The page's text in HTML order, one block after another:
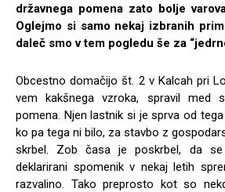
državnega pomena zato bolje
Oglejmo si samo nekaj izbranih
daleč smo v tem pogledu še za
Obcestno domačijo št. 2 v Kalcah pri
vem kakšnega vzroka, spravil med
pomena. Njen lastnik si je sprva od
ko pa tega ni bilo, za stavbo z
skrbel. Zob časa je poskrbel, da
deklarirani spomenik v nekaj letih
razvalino. Tako preprosto kot so